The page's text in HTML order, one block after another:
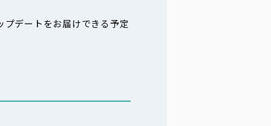
デートをお届けできる予定